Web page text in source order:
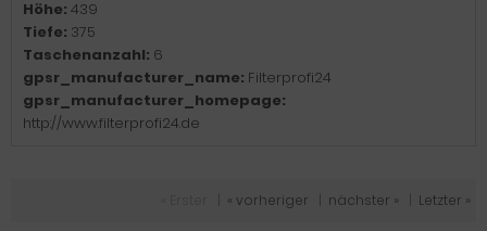
Höhe: 439
Tiefe: 375
Taschenanzahl: 6
gpsr_manufacturer_name: Filterprofi24
gpsr_manufacturer_homepage:
http://www.filterprofi24.de
« vorheriger nächster » Letzter »